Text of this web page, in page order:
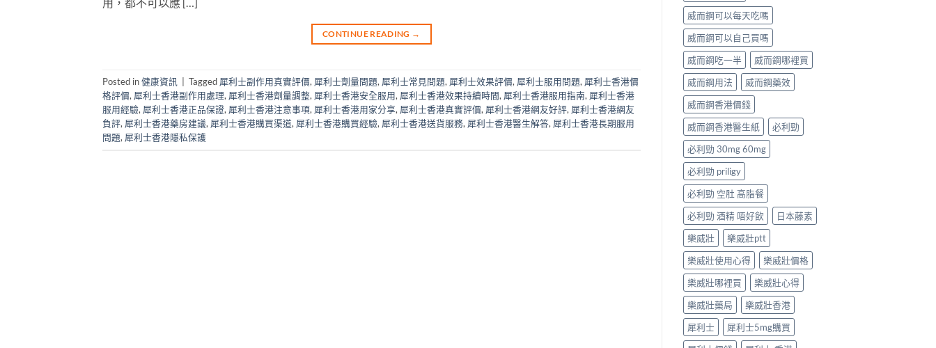
CONTINUE READING →
Posted in健康資訊 Tagged 犀利士副作用真實評價, 犀利士劑量問題, 犀利士常見問題, 犀利士效果評價, 犀利士服用問題, 犀利士香港價
格評價, 犀利士香港副作用處理, 犀利士香港劑量調整, 犀利士香港安全服用, 犀利士香港效果持續時間, 犀利士香港服用指南, 犀利士香港
服用經驗, 犀利士香港正品保證, 犀利士香港注意事項, 犀利士香港用家分享, 犀利士香港真實評價, 犀利士香港網友好評, 犀利士香港網友
負評, 犀利士香港藥房建議, 犀利士香港購買渠道, 犀利士香港購買經驗, 犀利士香港送貨服務, 犀利士香港醫生解答, 犀利士香港長期服用
問題, 犀利士香港隱私保護
威而鋼可以每天吃嗎
威而鋼可以自己買嗎
威而鋼吃一半
威而鋼哪裡買
威而鋼用法
威而鋼藥效
威而鋼香港價錢
威而鋼香港醫生紙
必利勁
必利勁 30mg 60mg
必利勁 priligy
必利勁 空肚 高脂餐
必利勁 酒精 唔好飲
日本藤素
樂威壯
樂威壯ptt
樂威壯使用心得
樂威壯價格
樂威壯哪裡買
樂威壯心得
樂威壯藥局
樂威壯香港
犀利士
犀利士5mg購買